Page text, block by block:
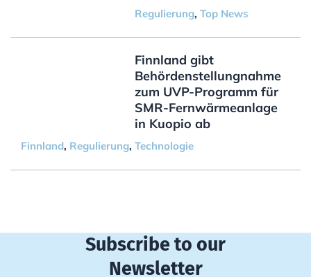
Regulierung, Top News
Finnland gibt
Behördenstellungnahme
zum UVP-Programm für
SMR-Fernwärmeanlage
in Kuopio ab
Finnland, Regulierung, Technologie
Subscribe to our
Newsletter